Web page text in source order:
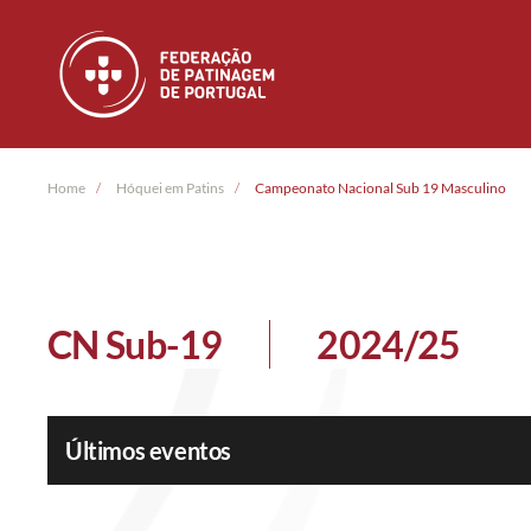
Skip to main content
Home Hóquei em Patins Campeonato Nacional Sub 19 Masculino
CN Sub-19 2024/25
Últimos eventos